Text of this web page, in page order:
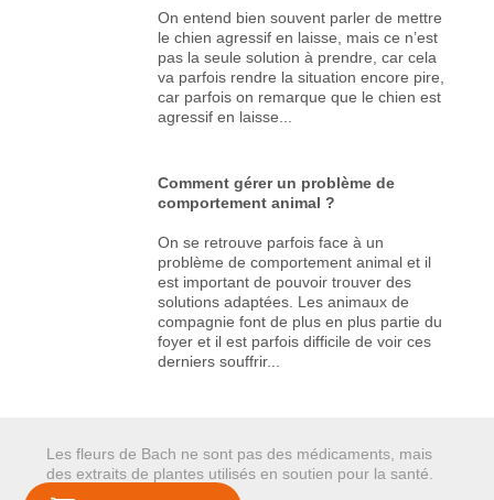
On entend bien souvent parler de mettre
le chien agressif en laisse, mais ce n’est
pas la seule solution à prendre, car cela
va parfois rendre la situation encore pire,
car parfois on remarque que le chien est
agressif en laisse...
Comment gérer un problème de
comportement animal ?
On se retrouve parfois face à un
problème de comportement animal et il
est important de pouvoir trouver des
solutions adaptées. Les animaux de
compagnie font de plus en plus partie du
foyer et il est parfois difficile de voir ces
derniers souffrir...
Les fleurs de Bach ne sont pas des médicaments, mais
des extraits de plantes utilisés en soutien pour la santé.